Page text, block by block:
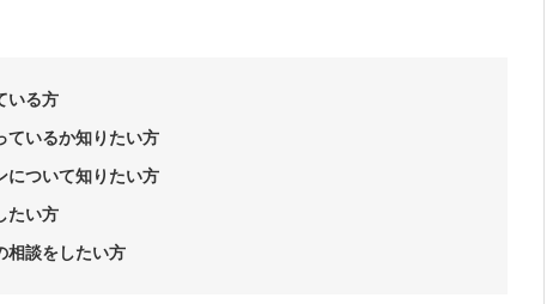
いる方
ているか知りたい方
について知りたい方
たい方
相談をしたい方